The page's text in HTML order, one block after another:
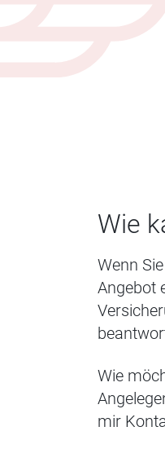
Wie
Wenn
Angebot
Wie
mir